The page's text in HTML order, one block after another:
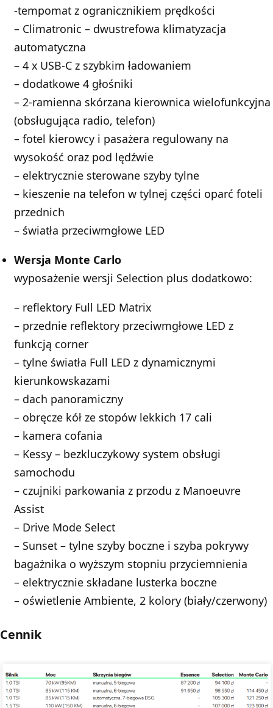
-tempomat z ogranicznikiem prędkości
– Climatronic – dwustrefowa klimatyzacja
automatyczna
– 4 x USB-C z szybkim ładowaniem
– dodatkowe 4 głośniki
– 2-ramienna skórzana kierownica wielofunkcyjna
(obsługująca radio, telefon)
– fotel kierowcy i pasażera regulowany na
wysokość oraz pod lędźwie
– elektrycznie sterowane szyby tylne
– kieszenie na telefon w tylnej części oparć foteli
przednich
– światła przeciwmgłowe LED
Wersja Monte Carlo
wyposażenie wersji Selection plus dodatkowo:
– reflektory Full LED Matrix
– przednie reflektory przeciwmgłowe LED z
funkcją corner
– tylne światła Full LED z dynamicznymi
kierunkowskazami
– dach panoramiczny
– obręcze kół ze stopów lekkich 17 cali
– kamera cofania
– Kessy – bezkluczykowy system obsługi
samochodu
– czujniki parkowania z przodu z Manoeuvre
Assist
– Drive Mode Select
– Sunset – tylne szyby boczne i szyba pokrywy
bagażnika o wyższym stopniu przyciemnienia
– elektrycznie składane lusterka boczne
– oświetlenie Ambiente, 2 kolory (biały/czerwony)
Cennik